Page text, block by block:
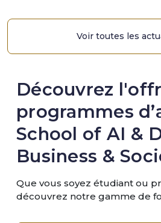
Voir toutes les
Découvrez
programmes
School of AI &
Business &
Que vous soyez étudiant ou
découvrez notre gamme de